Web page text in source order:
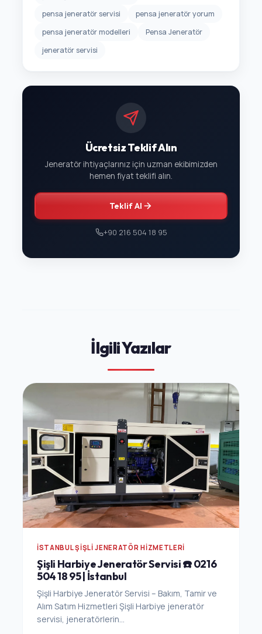
pensa jeneratör servisi
pensa jeneratör yorum
pensa jeneratör modelleri
Pensa Jeneratör
jeneratör servisi
Ücretsiz Teklif Alın
Jeneratör ihtiyaçlarınız için uzman ekibimizden
hemen fiyat teklifi alın.
Teklif Al
+90 216 504 18 95
İlgili Yazılar
İSTANBUL ŞIŞLI JENERATÖR HIZMETLERI
Şişli Harbiye Jeneratör Servisi ☎️ 0216
504 18 95 | İstanbul
Şişli Harbiye Jeneratör Servisi – Bakım, Tamir ve
Alım Satım Hizmetleri Şişli Harbiye jeneratör
servisi, jeneratörlerin...